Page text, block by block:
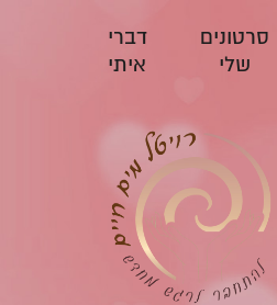
סרטונים
שלי
דברי
איתי